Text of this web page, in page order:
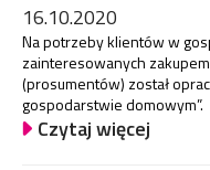
16.10.2020
Na potrzeby klientów w
zainteresowanych
(prosumentów) został
gospodarstwie domowym”.
Czytaj więcej